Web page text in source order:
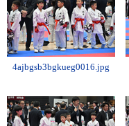
4ajbgsb3bgkueg0016.jpg